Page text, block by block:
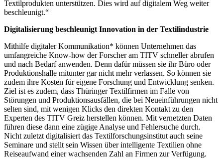
Textilprodukten unterstützen. Dies wird auf digitalem Weg weiter
beschleunigt.“
Digitalisierung beschleunigt Innovation in der Textilindustrie
Mithilfe digitaler Kommunikation* können Unternehmen das
umfangreiche Know-how der Forscher am TITV schneller abrufen
und nach Bedarf anwenden. Denn dafür müssen sie ihr Büro oder
Produktionshalle mitunter gar nicht mehr verlassen. So können sie
zudem ihre Kosten für eigene Forschung und Entwicklung senken.
Ziel ist es zudem, dass Thüringer Textilfirmen im Falle von
Störungen und Produktionsausfällen, die bei Neueinführungen nicht
selten sind, mit wenigen Klicks den direkten Kontakt zu den
Experten des TITV Greiz herstellen können. Mit vernetzten Daten
führen diese dann eine zügige Analyse und Fehlersuche durch.
Nicht zuletzt digitalisiert das Textilforschungsinstitut auch seine
Seminare und stellt sein Wissen über intelligente Textilien ohne
Reiseaufwand einer wachsenden Zahl an Firmen zur Verfügung.